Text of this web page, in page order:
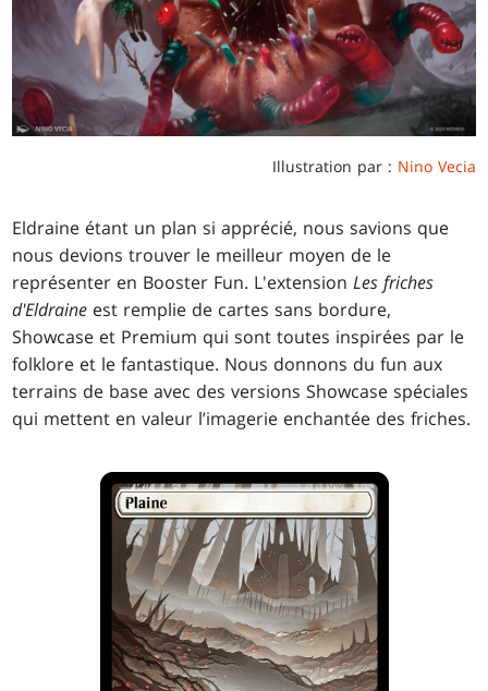
Illustration par : Nino Vecia
Eldraine étant un plan si apprécié, nous savions que
nous devions trouver le meilleur moyen de le
représenter en Booster Fun. L'extensionLes friches
d'Eldraine est remplie de cartes sans bordure,
Showcase et Premium qui sont toutes inspirées par le
folklore et le fantastique. Nous donnons du fun aux
terrains de base avec des versions Showcase spéciales
qui mettent en valeur l’imagerie enchantée des friches.